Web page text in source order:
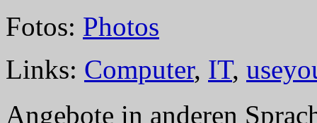
Fotos: Photos
Links: Computer, IT,
Angebote in anderen